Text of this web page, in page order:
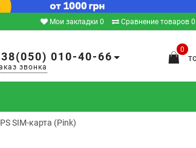
Мои закладки 0 Сравнение товаров 0
0
010-40-66
звонка
SIM-карта (Pink)